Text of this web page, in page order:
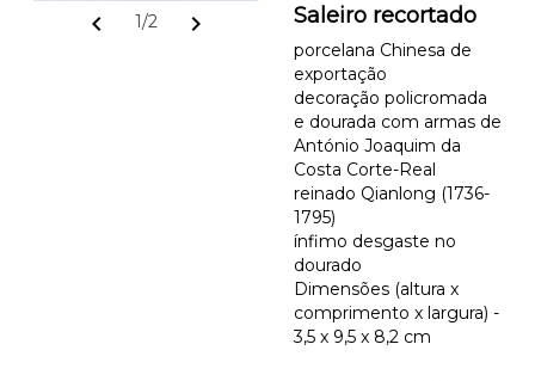
chevron_left 1/2 chevron_right Saleiro recortado
porcelana Chinesa de
exportação
decoração policromada
e dourada com armas de
António Joaquim da
Costa Corte-Real
reinado Qianlong (1736-
1795)
ínfimo desgaste no
dourado
Dimensões (altura x
comprimento x largura) -
3,5 x 9,5 x 8,2 cm